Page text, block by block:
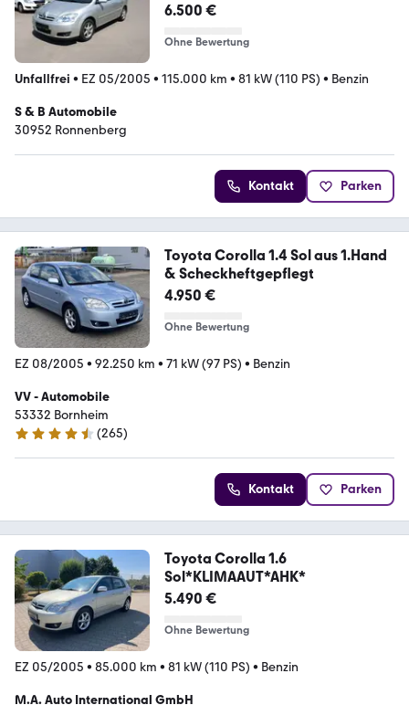
6.500 €
Ohne Bewertung
Unfallfrei • EZ 05/2005 • 115.000 km • 81 kW (110 PS) • Benzin
S & B Automobile
30952 Ronnenberg
Kontakt Parken
Toyota Corolla 1.4 Sol aus 1.Hand
& Scheckheftgepflegt
4.950 €
Ohne Bewertung
EZ 08/2005 • 92.250 km • 71 kW (97 PS) • Benzin
VV - Automobile
53332 Bornheim
4.6 Sterne
(265)
Kontakt Parken
Toyota Corolla 1.6
Sol*KLIMAAUT*AHK*
5.490 €
Ohne Bewertung
EZ 05/2005 • 85.000 km • 81 kW (110 PS) • Benzin
M.A. Auto International GmbH